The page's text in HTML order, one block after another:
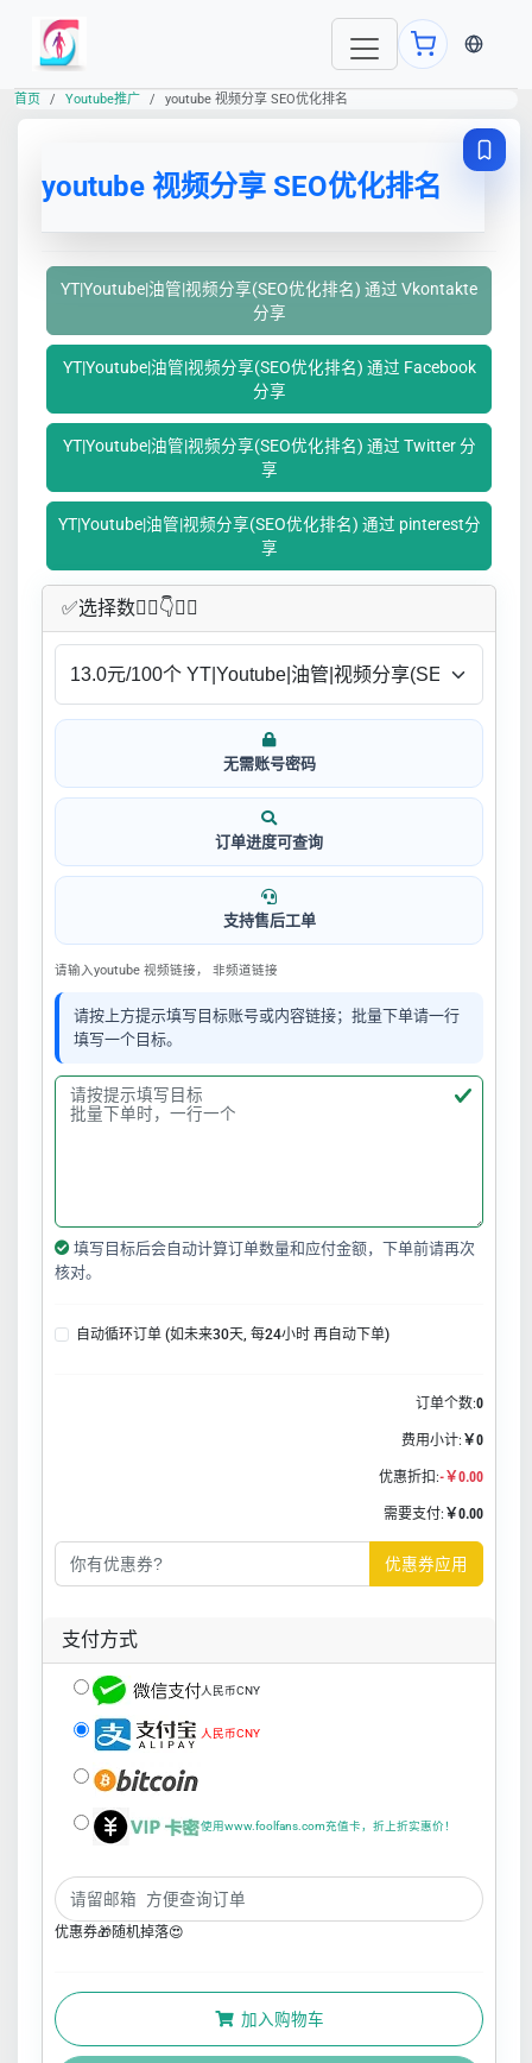
当前语
首页 Youtube推广 youtube 视频分享 SEO优化排名
youtube 视频分享 SEO优化排名
YT|Youtube|油管|视频分享(SEO优化排名) 通过 Vkontakte
分享
YT|Youtube|油管|视频分享(SEO优化排名) 通过 Facebook
分享
YT|Youtube|油管|视频分享(SEO优化排名) 通过 Twitter 分
享
YT|Youtube|油管|视频分享(SEO优化排名) 通过 pinterest分
享
✅​选择数👇🏻​​👇👇🏻​​
无需账号密码
订单进度可查询
支持售后工单
请输入youtube 视频链接， 非频道链接
请按上方提示填写目标账号或内容链接；批量下单请一行
填写一个目标。
填写目标后会自动计算订单数量和应付金额，下单前请再次
核对。
自动循环订单 (如未来30天, 每24小时 再自动下单)
订单个数:0
费用小计: ￥0
优惠折扣:-￥0.00
需要支付: ￥0.00
优惠券应用
支付方式
人民币CNY
人民币CNY
使用www.foolfans.com充值卡，折上折实惠价！
优惠券🎁随机掉落😍
加入购物车